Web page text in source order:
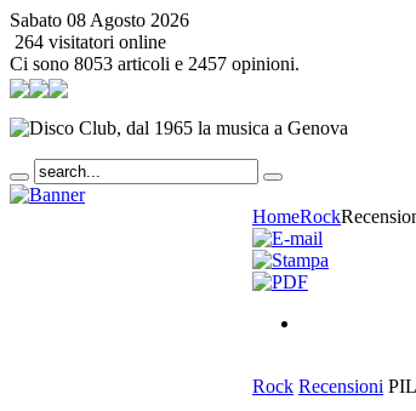
Sabato 08 Agosto 2026
264 visitatori online
Ci sono 8053 articoli e 2457 opinioni.
HomeRock
Rock Recensioni